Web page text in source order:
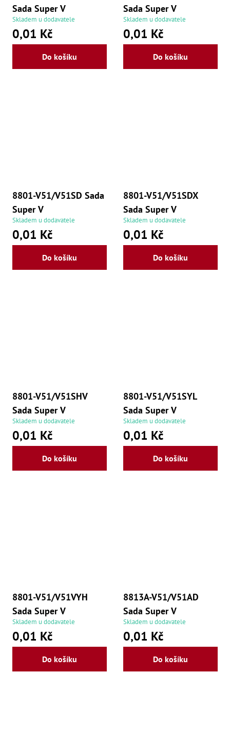
Sada Super V
Skladem u dodavatele
0,01 Kč
Do košíku
Sada Super V
Skladem u dodavatele
0,01 Kč
Do košíku
8801-V51/V51SD Sada
Super V
Skladem u dodavatele
0,01 Kč
Do košíku
8801-V51/V51SDX
Sada Super V
Skladem u dodavatele
0,01 Kč
Do košíku
8801-V51/V51SHV
Sada Super V
Skladem u dodavatele
0,01 Kč
Do košíku
8801-V51/V51SYL
Sada Super V
Skladem u dodavatele
0,01 Kč
Do košíku
8801-V51/V51VYH
Sada Super V
Skladem u dodavatele
0,01 Kč
Do košíku
8813A-V51/V51AD
Sada Super V
Skladem u dodavatele
0,01 Kč
Do košíku